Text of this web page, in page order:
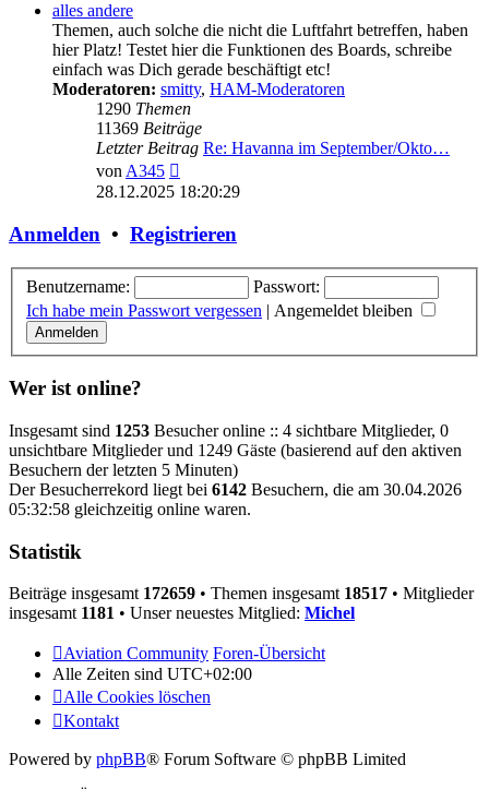
alles andere
Themen, auch solche die nicht die Luftfahrt betreffen, haben
hier Platz! Testet hier die Funktionen des Boards, schreibe
einfach was Dich gerade beschäftigt etc!
Moderatoren: smitty, HAM-Moderatoren
1290 Themen
11369 Beiträge
Letzter Beitrag Re: Havanna im September/Okto…
vonA345
Beitrag
28.12.2025 18:20:29
Anmelden • Registrieren
Benutzername:
Passwort:
Ich habe mein Passwort vergessen | Angemeldet bleiben
Wer ist online?
Insgesamt sind 1253 Besucher online :: 4 sichtbare Mitglieder, 0
unsichtbare Mitglieder und 1249 Gäste (basierend auf den aktiven
Besuchern der letzten 5 Minuten)
Der Besucherrekord liegt bei 6142 Besuchern, die am 30.04.2026
05:32:58 gleichzeitig online waren.
Statistik
Beiträge insgesamt 172659 • Themen insgesamt 18517 • Mitglieder
insgesamt 1181 • Unser neuestes Mitglied: Michel
Aviation Community Foren-Übersicht
Alle Zeiten sind UTC+02:00
Alle Cookies löschen
Kontakt
Powered by phpBB® Forum Software © phpBB Limited